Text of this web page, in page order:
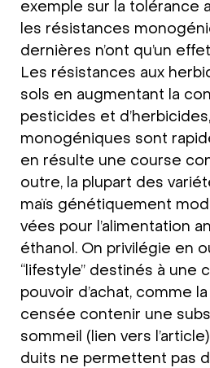
exemp­le sur la tolé­rance
les rési­stances
der­niè­res n’ont qu’un
Les rési­stances aux
sols en aug­men­tant la
pesti­ci­des et
mono­gé­ni­ques sont
en résul­te une cour­se
out­re, la plu­part des
maïs géné­ti­quement
vées pour l’a­li­men­ta­ti­on
étha­nol. On pri­vilé­gie en
“life­style” desti­nés à une
pou­voir d’achat, com­me
cen­sée con­te­nir une
som­meil (lien vers
duits ne per­met­tent pas